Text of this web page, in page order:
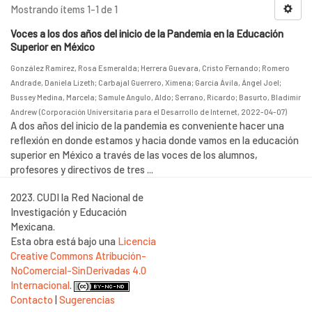
Mostrando ítems 1-1 de 1
Voces a los dos años del inicio de la Pandemia en la Educación
Superior en México
González Ramírez, Rosa Esmeralda; Herrera Guevara, Cristo Fernando; Romero
Andrade, Daniela Lizeth; Carbajal Guerrero, Ximena; García Ávila, Ángel Joel;
Bussey Medina, Marcela; Samule Angulo, Aldo; Serrano, Ricardo; Basurto, Bladimir
Andrew (Corporación Universitaria para el Desarrollo de Internet, 2022-04-07)
A dos años del inicio de la pandemia es conveniente hacer una
reflexión en donde estamos y hacia donde vamos en la educación
superior en México a través de las voces de los alumnos,
profesores y directivos de tres ...
2023. CUDI la Red Nacional de
Investigación y Educación
Mexicana.
Esta obra está bajo una Licencia
Creative Commons Atribución-
NoComercial-SinDerivadas 4.0
Internacional.
Contacto |Sugerencias